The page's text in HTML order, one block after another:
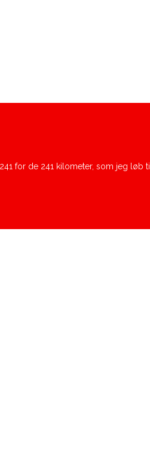
for de 241 kilometer, som jeg løb